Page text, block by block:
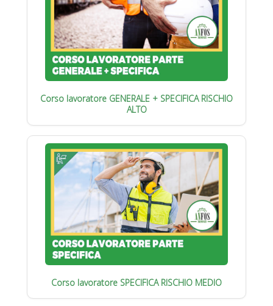
Corso lavoratore GENERALE + SPECIFICA RISCHIO
ALTO
Corso lavoratore SPECIFICA RISCHIO MEDIO